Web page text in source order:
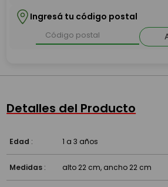
Ingresá tu código postal
Detalles del Producto
Edad : 1 a 3 años
Medidas : alto 22 cm, ancho 22 cm